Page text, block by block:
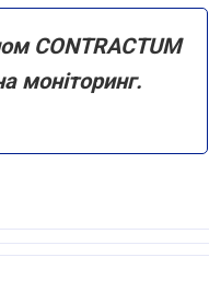
CONTRACTUM
моніторинг.